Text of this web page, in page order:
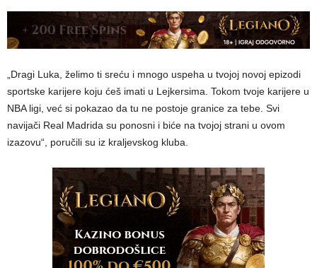
„Dragi Luka, želimo ti sreću i mnogo uspeha u tvojoj novoj epizodi
sportske karijere koju ćeš imati u Lejkersima. Tokom tvoje karijere u
NBA ligi, već si pokazao da tu ne postoje granice za tebe. Svi
navijači Real Madrida su ponosni i biće na tvojoj strani u ovom
izazovu“, poručili su iz kraljevskog kluba.